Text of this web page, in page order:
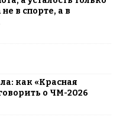
в спорте, а в
как «Красная
о ЧМ-2026